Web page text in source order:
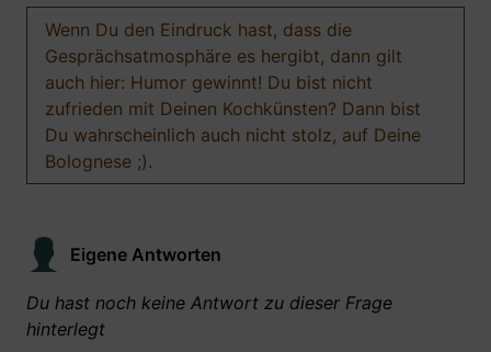
Wenn Du den Eindruck hast, dass die
Gesprächsatmosphäre es hergibt, dann gilt
auch hier: Humor gewinnt! Du bist nicht
zufrieden mit Deinen Kochkünsten? Dann bist
Du wahrscheinlich auch nicht stolz, auf Deine
Bolognese ;).
Eigene Antworten
Du hast noch keine Antwort zu dieser Frage
hinterlegt